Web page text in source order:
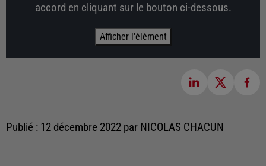
accord en cliquant sur le bouton ci-dessous.
Afficher l'élément
Publié : 12 décembre 2022 par NICOLAS CHACUN